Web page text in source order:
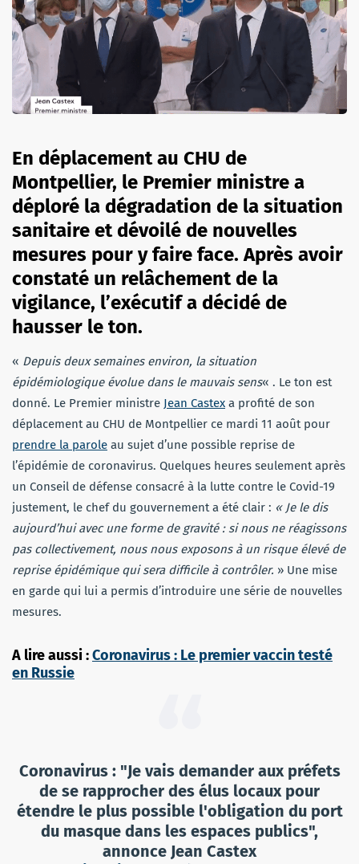
En déplacement au CHU de
Montpellier, le Premier ministre a
déploré la dégradation de la situation
sanitaire et dévoilé de nouvelles
mesures pour y faire face. Après avoir
constaté un relâchement de la
vigilance, l’exécutif a décidé de
hausser le ton.
« Depuis deux semaines environ, la situation
épidémiologique évolue dans le mauvais sens« . Le ton est
donné. Le Premier ministre Jean Castex a profité de son
déplacement au CHU de Montpellier ce mardi 11 août pour
prendre la parole au sujet d’une possible reprise de
l’épidémie de coronavirus. Quelques heures seulement après
un Conseil de défense consacré à la lutte contre le Covid-19
justement, le chef du gouvernement a été clair : « Je le dis
aujourd’hui avec une forme de gravité : si nous ne réagissons
pas collectivement, nous nous exposons à un risque élevé de
reprise épidémique qui sera difficile à contrôler. » Une mise
en garde qui lui a permis d’introduire une série de nouvelles
mesures.
A lire aussi :Coronavirus : Le premier vaccin testé
en Russie
Coronavirus : "Je vais demander aux préfets
de se rapprocher des élus locaux pour
étendre le plus possible l'obligation du port
du masque dans les espaces publics",
annonce Jean Castex